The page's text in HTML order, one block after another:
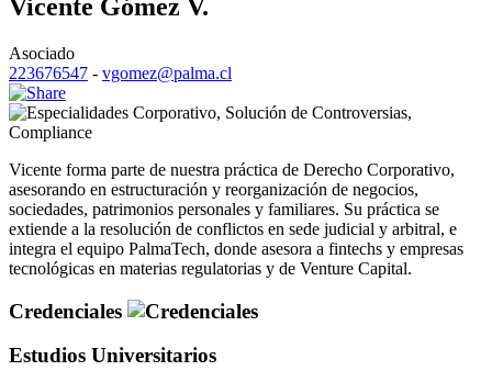
Vicente Gómez V.
Asociado
223676547 - vgomez@palma.cl
Corporativo, Solución de Controversias,
Compliance
Vicente forma parte de nuestra práctica de Derecho Corporativo,
asesorando en estructuración y reorganización de negocios,
sociedades, patrimonios personales y familiares. Su práctica se
extiende a la resolución de conflictos en sede judicial y arbitral, e
integra el equipo PalmaTech, donde asesora a fintechs y empresas
tecnológicas en materias regulatorias y de Venture Capital.
Credenciales
Estudios Universitarios